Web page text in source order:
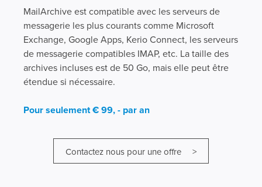
MailArchive est compatible avec les serveurs de
messagerie les plus courants comme Microsoft
Exchange, Google Apps, Kerio Connect, les serveurs
de messagerie compatibles IMAP, etc. La taille des
archives incluses est de 50 Go, mais elle peut être
étendue si nécessaire.
Pour seulement € 99, - par an
Contactez nous pour une offre >